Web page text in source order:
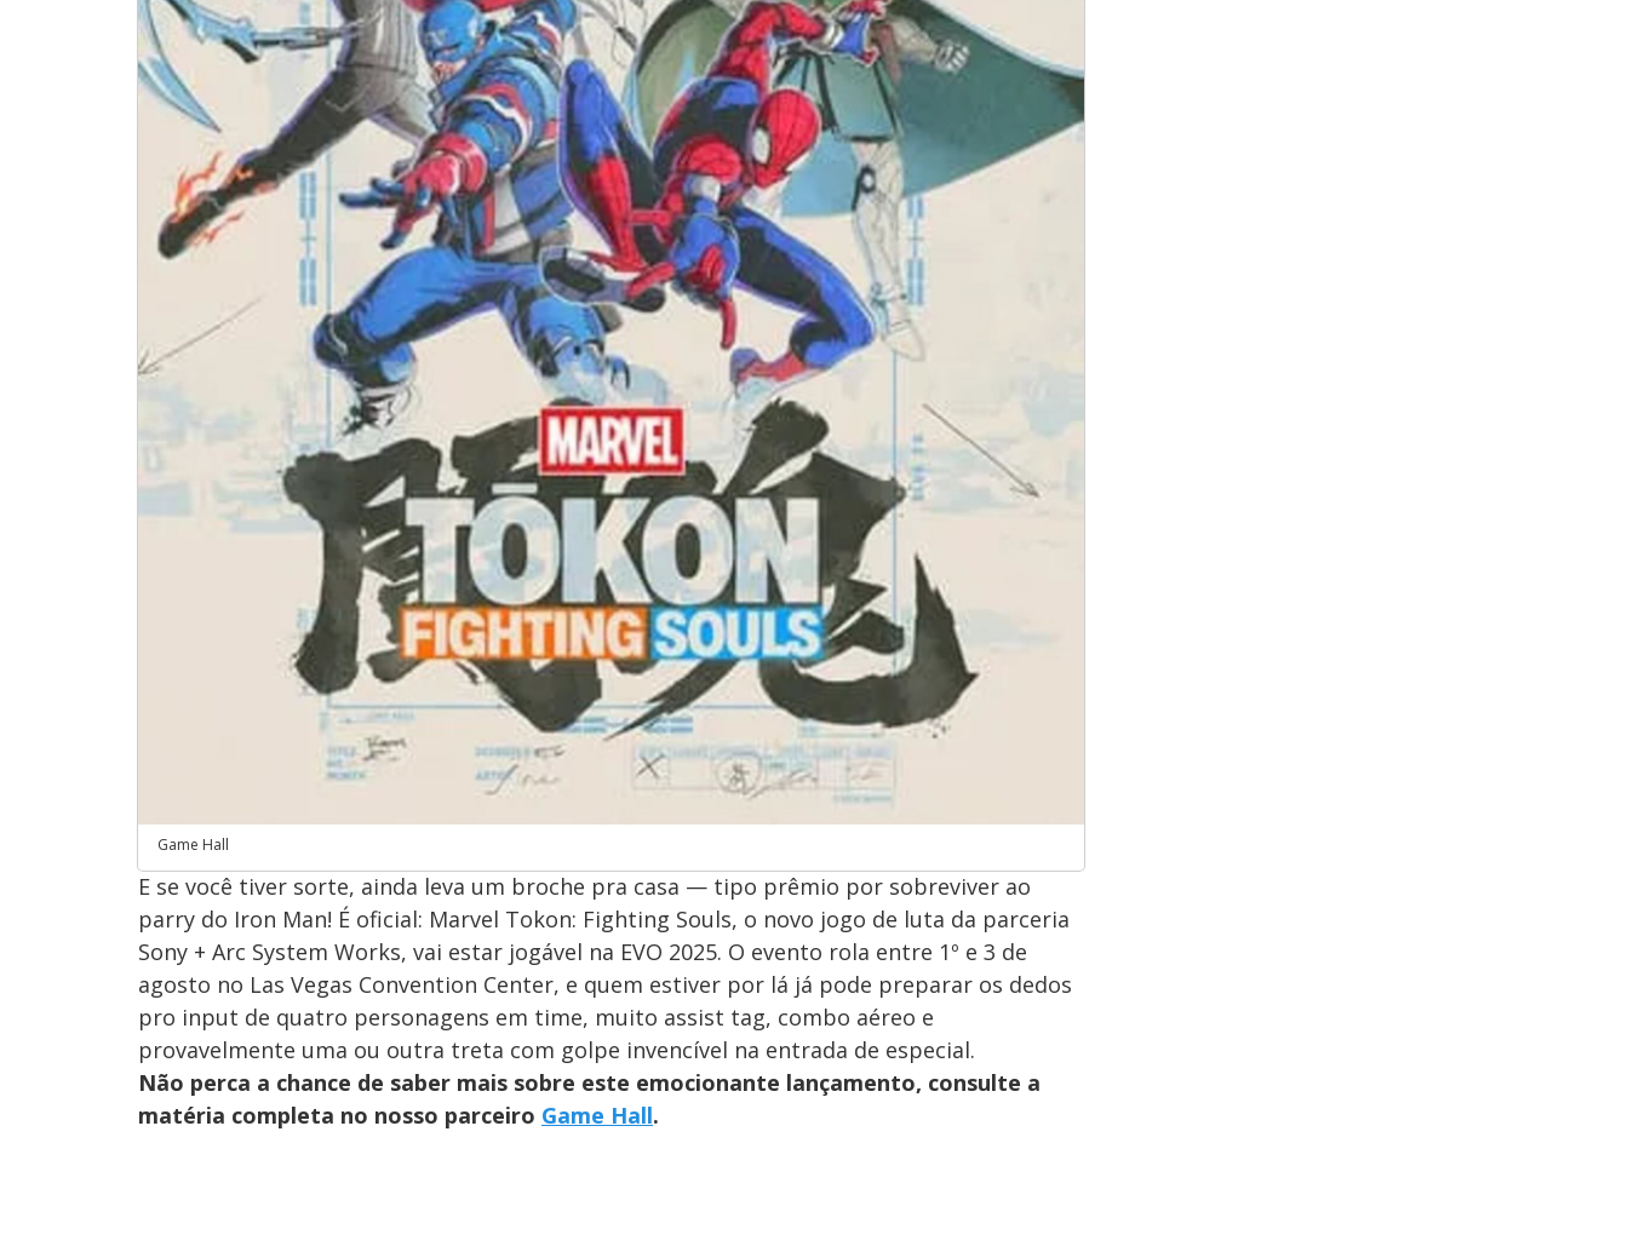
Game Hall
E se você tiver sorte, ainda leva um broche pra casa — tipo prêmio por sobreviver ao
parry do Iron Man! É oficial: Marvel Tokon: Fighting Souls, o novo jogo de luta da parceria
Sony + Arc System Works, vai estar jogável na EVO 2025. O evento rola entre 1º e 3 de
agosto no Las Vegas Convention Center, e quem estiver por lá já pode preparar os dedos
pro input de quatro personagens em time, muito assist tag, combo aéreo e
provavelmente uma ou outra treta com golpe invencível na entrada de especial.
Não perca a chance de saber mais sobre este emocionante lançamento, consulte a
matéria completa no nosso parceiro Game Hall.